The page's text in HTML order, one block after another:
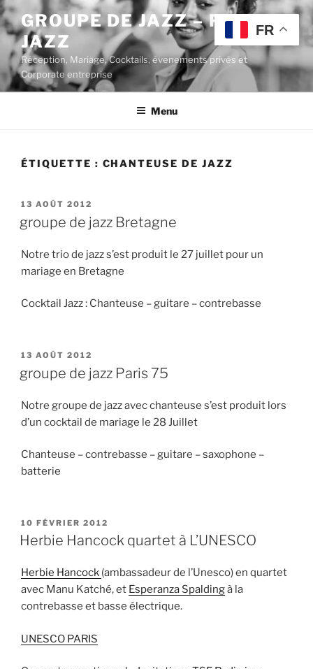
Aller
au
contenu
principal
GROUPE DE JAZZ – POP
JAZZ
Réception, Mariage, Cocktails, évenements privés et
Corporate entreprise
Menu
ÉTIQUETTE : CHANTEUSE DE JAZZ
PUBLIÉ
13 AOÛT 2012
groupe de jazz Bretagne
Notre trio de jazz s’est produit le 27 juillet pour un
mariage en Bretagne
Cocktail Jazz : Chanteuse – guitare – contrebasse
PUBLIÉ
13 AOÛT 2012
groupe de jazz Paris 75
Notre groupe de jazz avec chanteuse s’est produit lors
d’un cocktail de mariage le 28 Juillet
Chanteuse – contrebasse – guitare – saxophone –
batterie
PUBLIÉ
LE
10 FÉVRIER 2012
Herbie Hancock quartet à L’UNESCO
Herbie Hancock (ambassadeur de l’Unesco) en quartet
avec Manu Katché, et Esperanza Spaldingà la
contrebasse et basse électrique.
UNESCO PARIS
FR